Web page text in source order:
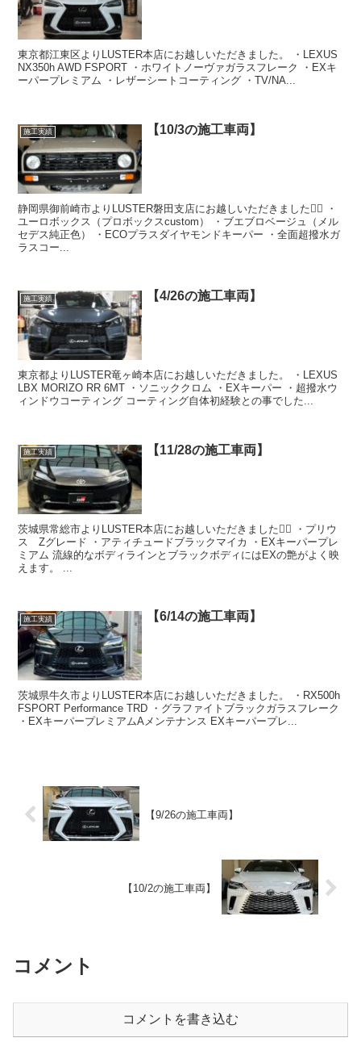
東京都江東区よりLUSTER本店にお越しいただきました。 ・LEXUS
NX350h AWD FSPORT ・ホワイトノーヴァガラスフレーク ・EXキ
ーパープレミアム ・レザーシートコーティング ・TV/NA...
施工実績 【10/3の施工車両】
静岡県御前崎市よりLUSTER磐田支店にお越しいただきました🙇‍♂️ ・
ユーロボックス（プロボックスcustom） ・ブエブロベージュ（メル
セデス純正色） ・ECOプラスダイヤモンドキーパー ・全面超撥水ガ
ラスコー...
施工実績 【4/26の施工車両】
東京都よりLUSTER竜ヶ崎本店にお越しいただきました。 ・LEXUS
LBX MORIZO RR 6MT ・ソニッククロム ・EXキーパー ・超撥水ウ
ィンドウコーティング コーティング自体初経験との事でした...
施工実績 【11/28の施工車両】
茨城県常総市よりLUSTER本店にお越しいただきました🙇‍♂️ ・プリウ
ス Zグレード ・アティチュードブラックマイカ ・EXキーパープレ
ミアム 流線的なボディラインとブラックボディにはEXの艶がよく映
えます。 ...
施工実績 【6/14の施工車両】
茨城県牛久市よりLUSTER本店にお越しいただきました。 ・RX500h
FSPORT Performance TRD ・グラファイトブラックガラスフレーク
・EXキーパープレミアムAメンテナンス EXキーパープレ...
【9/26の施工車両】
【10/2の施工車両】
コメント
コメントを書き込む